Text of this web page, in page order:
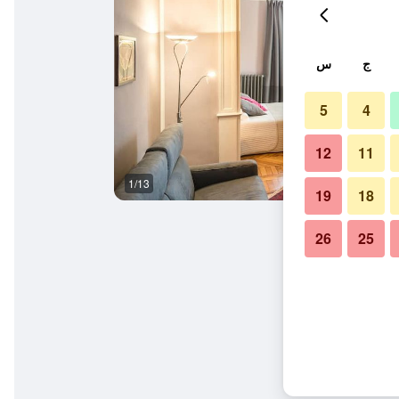
1/13
ج س
4
5
11
12
18
19
25
26